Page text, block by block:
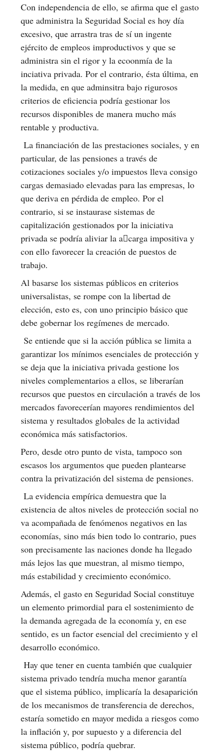
Con independencia de ello, se afirma que el gasto
que administra la Seguridad Social es hoy día
excesivo, que arrastra tras de sí un ingente
ejército de empleos improductivos y que se
administra sin el rigor y la ecoonmía de la
inciativa privada. Por el contrario, ésta última, en
la medida, en que adminsitra bajo rigurosos
criterios de eficiencia podría gestionar los
recursos disponibles de manera mucho más
rentable y productiva.
La financiación de las prestaciones sociales, y en
particular, de las pensiones a través de
cotizaciones sociales y/o impuestos lleva consigo
cargas demasiado elevadas para las empresas, lo
que deriva en pérdida de empleo. Por el
contrario, si se instaurase sistemas de
capitalización gestionados por la iniciativa
privada se podría aliviar la acarga impositiva y
con ello favorecer la creación de puestos de
trabajo.
Al basarse los sistemas públicos en criterios
universalistas, se rompe con la libertad de
elección, esto es, con uno principio básico que
debe gobernar los regímenes de mercado.
Se entiende que si la acción pública se limita a
garantizar los mínimos esenciales de protección y
se deja que la iniciativa privada gestione los
niveles complementarios a ellos, se liberarían
recursos que puestos en circulación a través de los
mercados favorecerían mayores rendimientos del
sistema y resultados globales de la actividad
económica más satisfactorios.
Pero, desde otro punto de vista, tampoco son
escasos los argumentos que pueden plantearse
contra la privatización del sistema de pensiones.
La evidencia empírica demuestra que la
existencia de altos niveles de protección social no
va acompañada de fenómenos negativos en las
economías, sino más bien todo lo contrario, pues
son precisamente las naciones donde ha llegado
más lejos las que muestran, al mismo tiempo,
más estabilidad y crecimiento económico.
Además, el gasto en Seguridad Social constituye
un elemento primordial para el sostenimiento de
la demanda agregada de la economía y, en ese
sentido, es un factor esencial del crecimiento y el
desarrollo económico.
Hay que tener en cuenta también que cualquier
sistema privado tendría mucha menor garantía
que el sistema público, implicaría la desaparición
de los mecanismos de transferencia de derechos,
estaría sometido en mayor medida a riesgos como
la inflación y, por supuesto y a diferencia del
sistema público, podría quebrar.